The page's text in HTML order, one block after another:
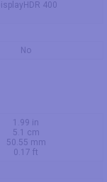
400
No
1.99 in
5.1 cm
50.55 mm
0.17 ft